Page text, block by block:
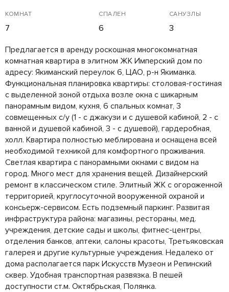
КОМНАТ
7
СПАЛЕН
6
САНУЗЛЫ
3
Предлагается в аренду роскошная многокомнатная
комнатная квартира в элитном ЖК Имперский дом по
адресу: Якиманский переулок 6, ЦАО, р-н Якиманка.
Функциональная планировка квартиры: столовая-гостиная
с выделенной зоной отдыха возле окна с шикарным
панорамным видом, кухня, 6 спальных комнат, 3
совмещенных с/у (1 - с джакузи и с душевой кабиной, 2 - с
ванной и душевой кабиной, 3 - с душевой), гардеробная,
холл. Квартира полностью меблирована и оснащена всей
необходимой техникой для комфортного проживания.
Светлая квартира с панорамными окнами с видом на
город. Много мест для хранения вещей. Дизайнерский
ремонт в классическом стиле. Элитный ЖК с огороженной
территорией, круглосуточной вооруженной охраной и
консьерж-сервисом. Есть подземный паркинг. Развитая
инфраструктура района: магазины, рестораны, мед.
учреждения, детские сады и школы, фитнес-центры,
отделения банков, аптеки, салоны красоты, Третьяковская
галерея и другие культурные учреждения. Недалеко от
дома располагается парк Искусств Музеон и Репинский
сквер. Удобная транспортная развязка. В пешей
доступности ст.м. Октябрьская, Полянка.